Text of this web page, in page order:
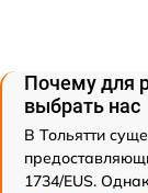
Почему для
выбрать нас
В Тольятти
1734/EUS.